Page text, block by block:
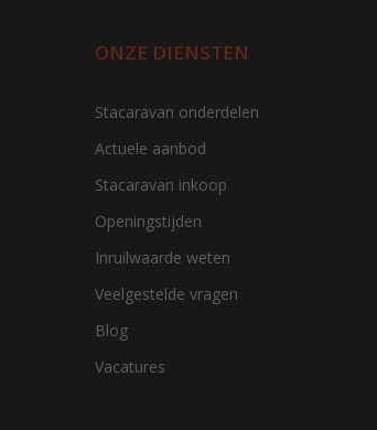
ONZE DIENSTEN
Stacaravan onderdelen
Actuele aanbod
Stacaravan inkoop
Openingstijden
Inruilwaarde weten
Veelgestelde vragen
Blog
Vacatures